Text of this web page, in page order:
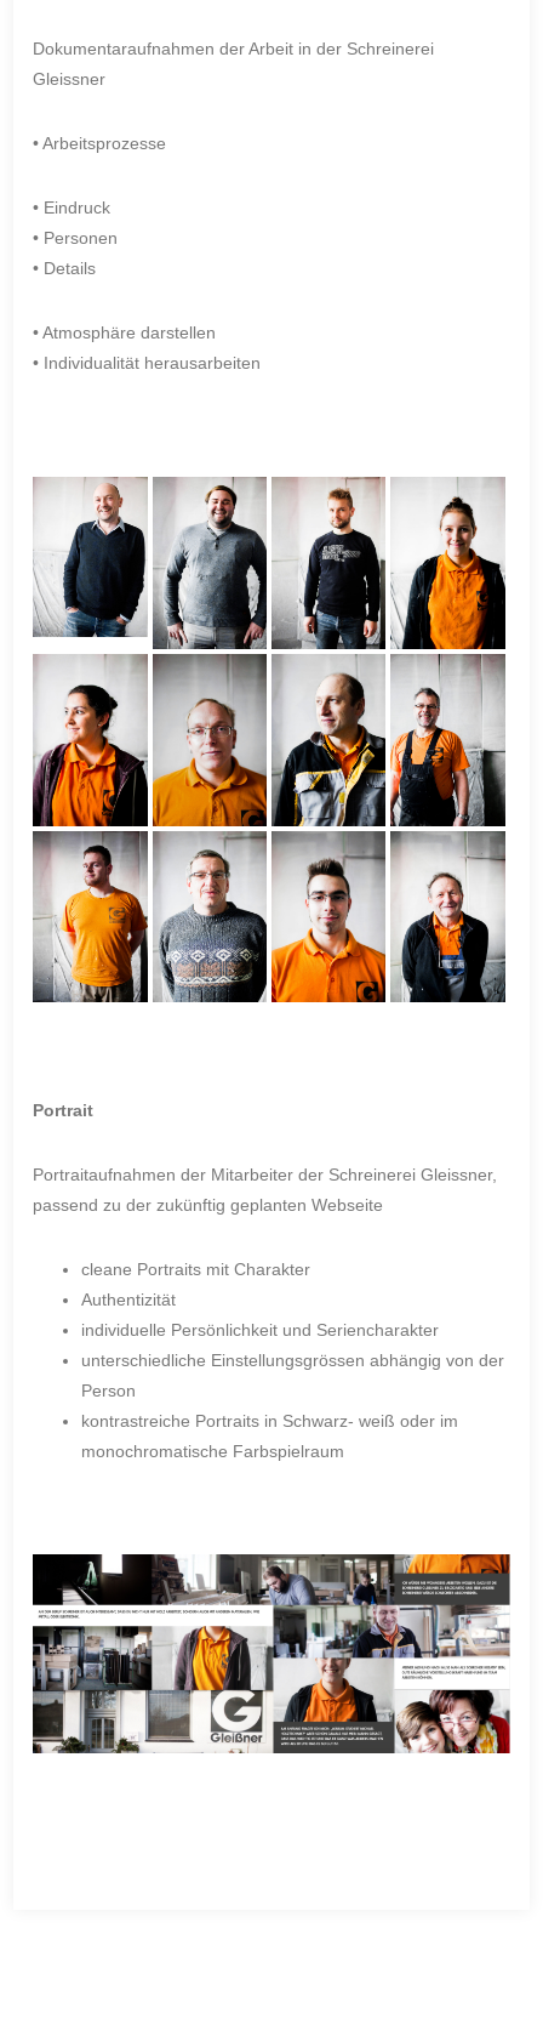
Dokumentaraufnahmen der Arbeit in der Schreinerei
Gleissner
• Arbeitsprozesse
• Eindruck
• Personen
• Details
• Atmosphäre darstellen
• Individualität herausarbeiten
Portrait
Portraitaufnahmen der Mitarbeiter der Schreinerei Gleissner,
passend zu der zukünftig geplanten Webseite
cleane Portraits mit Charakter
Authentizität
individuelle Persönlichkeit und Seriencharakter
unterschiedliche Einstellungsgrössen abhängig von der
Person
kontrastreiche Portraits in Schwarz- weiß oder im
monochromatische Farbspielraum